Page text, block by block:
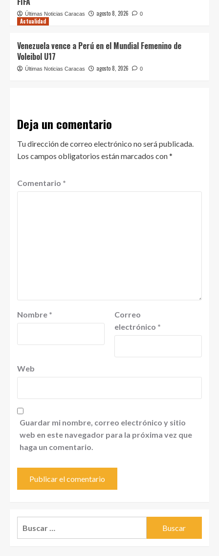
Últimas Noticias Caracas agosto 8, 2026 0
Actualidad
Venezuela vence a Perú en el Mundial Femenino de
Voleibol U17
Últimas Noticias Caracas agosto 8, 2026 0
Deja un comentario
Tu dirección de correo electrónico no será publicada.
Los campos obligatorios están marcados con*
Comentario *
Nombre *
Correo
electrónico *
Web
Guardar mi nombre, correo electrónico y sitio
web en este navegador para la próxima vez que
haga un comentario.